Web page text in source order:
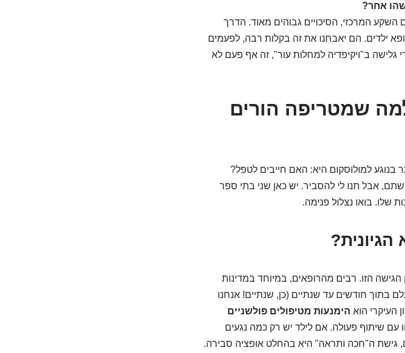
אחר?
המרכזי, הסיכויים גבוהים מאוד. הדרך
ילדים. הם יאבחנו את זה בקלות רבה, לפעמים
ב"ויקיפדיה למחלות עור", זה אף פעם לא
שמטריפה הורים
בנוגע למולוסקום היא: האם חייבים לטפל?
אבל תנו לי להסביר. יש כאן שני בתי ספר
שלו. בואו נצלול פנימה.
הגישה הזו. רבים מהרופאים, במיוחד במדינות
בתוך חודשים עד שנתיים (כן, שנתיים! אנחנו
העיקרי הוא הימנעות מטיפולים פולשניים
שיתוף פעולה. אם לילד יש רק כמה נגעים
גישת ה"חכה ותראה" היא בהחלט אופציה סבירה.